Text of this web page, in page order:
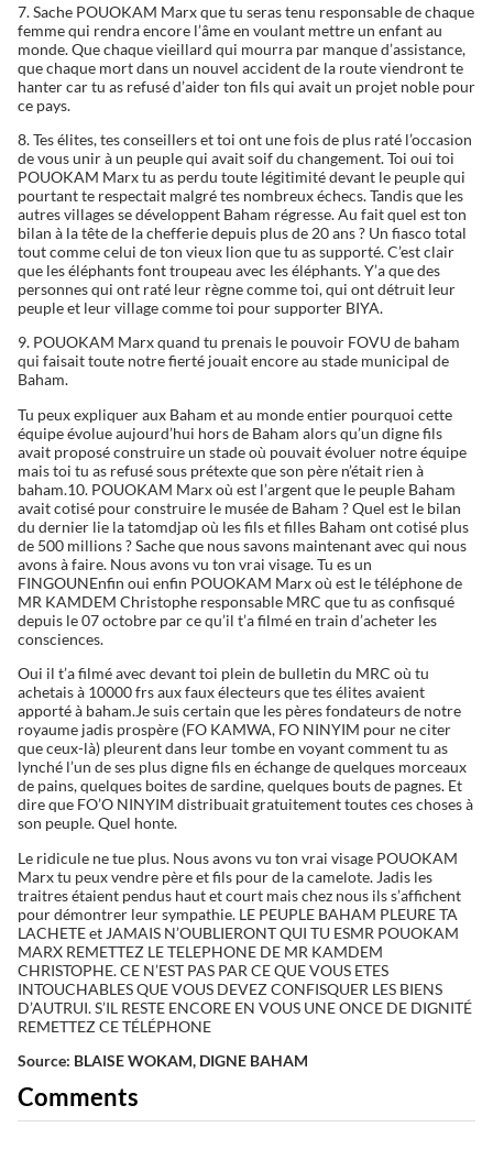
7. Sache POUOKAM Marx que tu seras tenu responsable de chaque
femme qui rendra encore l’âme en voulant mettre un enfant au
monde. Que chaque vieillard qui mourra par manque d’assistance,
que chaque mort dans un nouvel accident de la route viendront te
hanter car tu as refusé d’aider ton fils qui avait un projet noble pour
ce pays.
8. Tes élites, tes conseillers et toi ont une fois de plus raté l’occasion
de vous unir à un peuple qui avait soif du changement. Toi oui toi
POUOKAM Marx tu as perdu toute légitimité devant le peuple qui
pourtant te respectait malgré tes nombreux échecs. Tandis que les
autres villages se développent Baham régresse. Au fait quel est ton
bilan à la tête de la chefferie depuis plus de 20 ans ? Un fiasco total
tout comme celui de ton vieux lion que tu as supporté. C’est clair
que les éléphants font troupeau avec les éléphants. Y’a que des
personnes qui ont raté leur règne comme toi, qui ont détruit leur
peuple et leur village comme toi pour supporter BIYA.
9. POUOKAM Marx quand tu prenais le pouvoir FOVU de baham
qui faisait toute notre fierté jouait encore au stade municipal de
Baham.
Tu peux expliquer aux Baham et au monde entier pourquoi cette
équipe évolue aujourd’hui hors de Baham alors qu’un digne fils
avait proposé construire un stade où pouvait évoluer notre équipe
mais toi tu as refusé sous prétexte que son père n’était rien à
baham.10. POUOKAM Marx où est l’argent que le peuple Baham
avait cotisé pour construire le musée de Baham ? Quel est le bilan
du dernier lie la tatomdjap où les fils et filles Baham ont cotisé plus
de 500 millions ? Sache que nous savons maintenant avec qui nous
avons à faire. Nous avons vu ton vrai visage. Tu es un
FINGOUNEnfin oui enfin POUOKAM Marx où est le téléphone de
MR KAMDEM Christophe responsable MRC que tu as confisqué
depuis le 07 octobre par ce qu’il t’a filmé en train d’acheter les
consciences.
Oui il t’a filmé avec devant toi plein de bulletin du MRC où tu
achetais à 10000 frs aux faux électeurs que tes élites avaient
apporté à baham.Je suis certain que les pères fondateurs de notre
royaume jadis prospère (FO KAMWA, FO NINYIM pour ne citer
que ceux-là) pleurent dans leur tombe en voyant comment tu as
lynché l’un de ses plus digne fils en échange de quelques morceaux
de pains, quelques boites de sardine, quelques bouts de pagnes. Et
dire que FO’O NINYIM distribuait gratuitement toutes ces choses à
son peuple. Quel honte.
Le ridicule ne tue plus. Nous avons vu ton vrai visage POUOKAM
Marx tu peux vendre père et fils pour de la camelote. Jadis les
traitres étaient pendus haut et court mais chez nous ils s’affichent
pour démontrer leur sympathie. LE PEUPLE BAHAM PLEURE TA
LACHETE et JAMAIS N’OUBLIERONT QUI TU ESMR POUOKAM
MARX REMETTEZ LE TELEPHONE DE MR KAMDEM
CHRISTOPHE. CE N’EST PAS PAR CE QUE VOUS ETES
INTOUCHABLES QUE VOUS DEVEZ CONFISQUER LES BIENS
D’AUTRUI. S’IL RESTE ENCORE EN VOUS UNE ONCE DE DIGNITÉ
REMETTEZ CE TÉLÉPHONE
Source: BLAISE WOKAM, DIGNE BAHAM
Comments